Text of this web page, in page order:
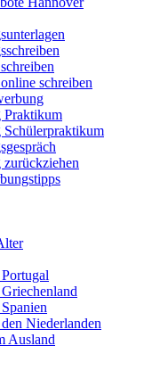
schreiben
Praktikum
Schülerpraktikum
Niederlanden
Ausland